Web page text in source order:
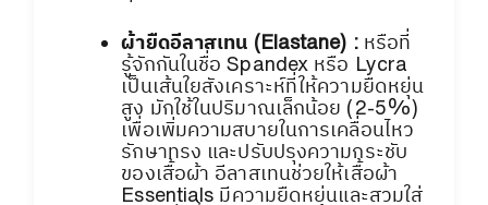
ผ้ายืดอีลาสเทน (Elastane) :หรือที่
รู้จักกันในชื่อ Spandex หรือ Lycra
เป็นเส้นใยสังเคราะห์ที่ให้ความยืดหยุ่น
สูง มักใช้ในปริมาณเล็กน้อย (2-5%)
เพื่อเพิ่มความสบายในการเคลื่อนไหว
รักษาทรง และปรับปรุงความกระชับ
ของเสื้อผ้า อีลาสเทนช่วยให้เสื้อผ้า
Essentials มีความยืดหยุ่นและสวมใส่